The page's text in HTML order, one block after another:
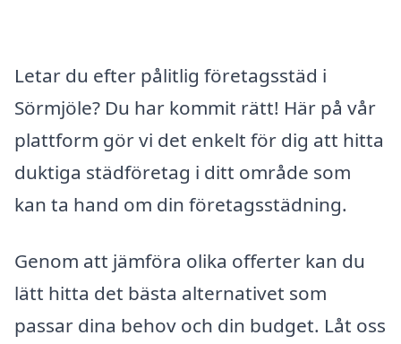
Letar du efter pålitlig företagsstäd i
Sörmjöle? Du har kommit rätt! Här på vår
plattform gör vi det enkelt för dig att hitta
duktiga städföretag i ditt område som
kan ta hand om din företagsstädning.
Genom att jämföra olika offerter kan du
lätt hitta det bästa alternativet som
passar dina behov och din budget. Låt oss